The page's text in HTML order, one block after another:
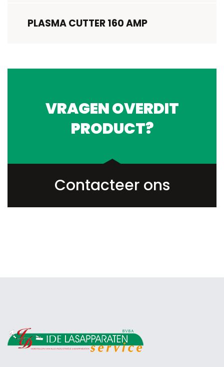
PLASMA CUTTER 160 AMP
VRAGEN OVERDIT
PRODUCT?
Contacteer ons